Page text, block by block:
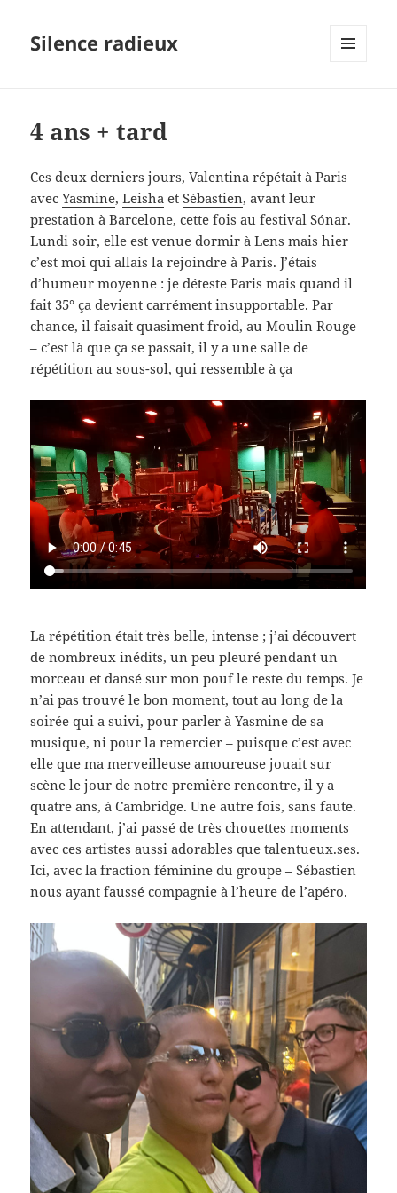
Silence radieux
4 ans + tard
Ces deux derniers jours, Valentina répétait à Paris
avecYasmine,Leisha etSébastien, avant leur
prestation à Barcelone, cette fois au festival Sónar.
Lundi soir, elle est venue dormir à Lens mais hier
c’est moi qui allais la rejoindre à Paris. J’étais
d’humeur moyenne : je déteste Paris mais quand il
fait 35° ça devient carrément insupportable. Par
chance, il faisait quasiment froid, au Moulin Rouge
– c’est là que ça se passait, il y a une salle de
répétition au sous-sol, qui ressemble à ça
La répétition était très belle, intense ; j’ai découvert
de nombreux inédits, un peu pleuré pendant un
morceau et dansé sur mon pouf le reste du temps. Je
n’ai pas trouvé le bon moment, tout au long de la
soirée qui a suivi, pour parler à Yasmine de sa
musique, ni pour la remercier – puisque c’est avec
elle que ma merveilleuse amoureuse jouait sur
scène le jour de notre première rencontre, il y a
quatre ans, à Cambridge. Une autre fois, sans faute.
En attendant, j’ai passé de très chouettes moments
avec ces artistes aussi adorables que talentueux.ses.
Ici, avec la fraction féminine du groupe – Sébastien
nous ayant faussé compagnie à l’heure de l’apéro.